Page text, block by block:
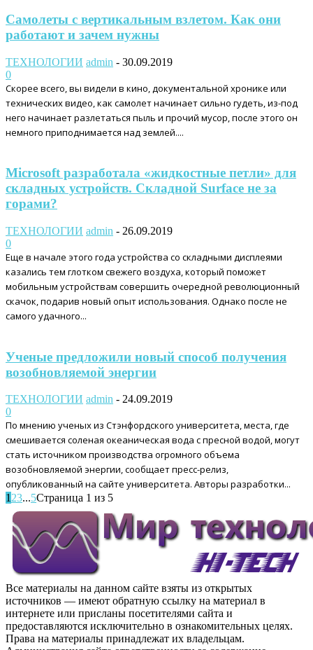
Самолеты с вертикальным взлетом. Как они
работают и зачем нужны
ТЕХНОЛОГИИ admin - 30.09.2019
0
Скорее всего, вы видели в кино, документальной хронике или
технических видео, как самолет начинает сильно гудеть, из-под
него начинает разлетаться пыль и прочий мусор, после этого он
немного приподнимается над землей....
Microsoft разработала «жидкостные петли» для
складных устройств. Складной Surface не за
горами?
ТЕХНОЛОГИИ admin - 26.09.2019
0
Еще в начале этого года устройства со складными дисплеями
казались тем глотком свежего воздуха, который поможет
мобильным устройствам совершить очередной революционный
скачок, подарив новый опыт использования. Однако после не
самого удачного...
Ученые предложили новый способ получения
возобновляемой энергии
ТЕХНОЛОГИИ admin - 24.09.2019
0
По мнению ученых из Стэнфордского университета, места, где
смешивается соленая океаническая вода с пресной водой, могут
стать источником производства огромного объема
возобновляемой энергии, сообщает пресс-релиз,
опубликованный на сайте университета. Авторы разработки...
1 23...5Страница 1 из 5
Все материалы на данном сайте взяты из открытых
источников — имеют обратную ссылку на материал в
интернете или присланы посетителями сайта и
предоставляются исключительно в ознакомительных целях.
Права на материалы принадлежат их владельцам.